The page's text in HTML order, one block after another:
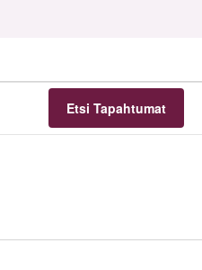
Etsi Tapahtumat